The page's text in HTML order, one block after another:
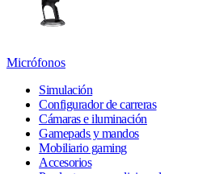
Micrófonos
Simulación
Configurador de carreras
Cámaras e iluminación
Gamepads y mandos
Mobiliario gaming
Accesorios